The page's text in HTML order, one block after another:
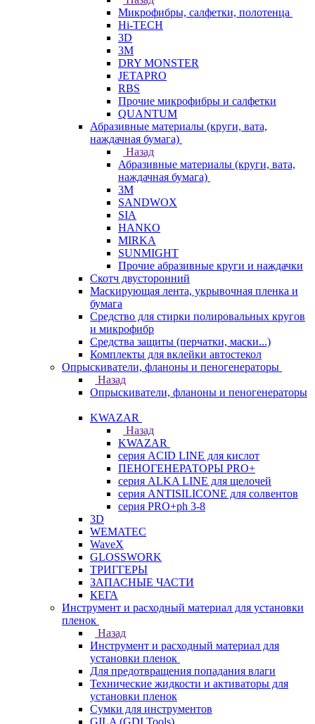
Микрофибры, салфетки, полотенца
Hi-TECH
3D
3М
DRY MONSTER
JETAPRO
RBS
Прочие микрофибры и салфетки
QUANTUM
Абразивные материалы (круги, вата,
наждачная бумага)
Назад
Абразивные материалы (круги, вата,
наждачная бумага)
3М
SANDWOX
SIA
HANKO
MIRKA
SUNMIGHT
Прочие абразивные круги и наждачки
Скотч двусторонний
Маскирующая лента, укрывочная пленка и
бумага
Средство для стирки полировальных кругов
и микрофибр
Средства защиты (перчатки, маски...)
Комплекты для вклейки автостекол
Опрыскиватели, фланоны и пеногенераторы
Назад
Опрыскиватели, фланоны и пеногенераторы
KWAZAR
Назад
KWAZAR
серия ACID LINE для кислот
ПЕНОГЕНЕРАТОРЫ PRO+
серия ALKA LINE для щелочей
серия ANTISILICONE для солвентов
серия PRO+ph 3-8
3D
WEMATEC
WaveX
GLOSSWORK
ТРИГГЕРЫ
ЗАПАСНЫЕ ЧАСТИ
КЕГА
Инструмент и расходный материал для установки
пленок
Назад
Инструмент и расходный материал для
установки пленок
Для предотвращения попадания влаги
Технические жидкости и активаторы для
установки пленок
Сумки для инструментов
GILA (GDI Tools)